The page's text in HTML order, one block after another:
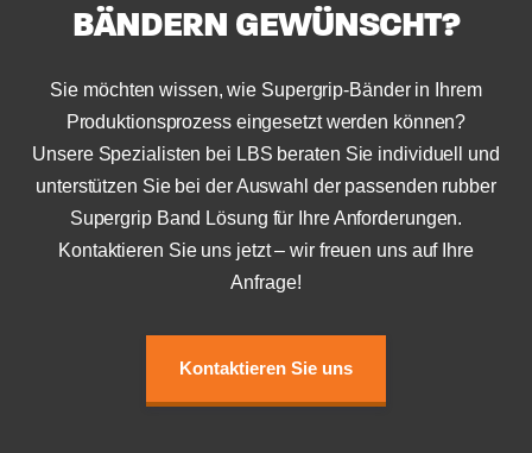
BÄNDERN GEWÜNSCHT?
Sie möchten wissen, wie Supergrip-Bänder in Ihrem
Produktionsprozess eingesetzt werden können?
Unsere Spezialisten bei LBS beraten Sie individuell und
unterstützen Sie bei der Auswahl der passenden rubber
Supergrip Band Lösung für Ihre Anforderungen.
Kontaktieren Sie uns jetzt – wir freuen uns auf Ihre
Anfrage!
Kontaktieren Sie uns